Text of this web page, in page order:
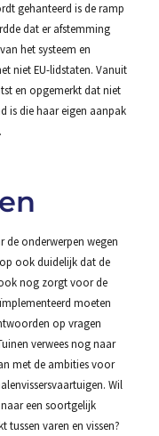
gehanteerd is de ramp
dat er afstemming
het systeem en
niet EU-lidstaten. Vanuit
en opgemerkt dat niet
is die haar eigen aanpak
de onderwerpen wegen
ook duidelijk dat de
nog zorgt voor de
moeten
op vragen
verwees nog naar
met de ambities voor
Wil
een soortgelijk
tussen varen en vissen?